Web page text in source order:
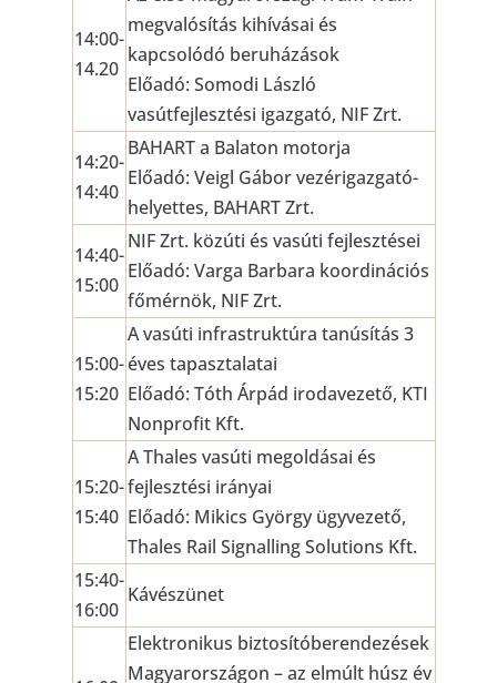
14:00-
14.20
megvalósítás kihívásai és
kapcsolódó beruházások
Előadó: Somodi László
vasútfejlesztési igazgató, NIF Zrt.
14:20-
14:40
BAHART a Balaton motorja
Előadó: Veigl Gábor vezérigazgató-
helyettes, BAHART Zrt.
14:40-
15:00
NIF Zrt. közúti és vasúti fejlesztései
Előadó: Varga Barbara koordinációs
főmérnök, NIF Zrt.
15:00-
15:20
A vasúti infrastruktúra tanúsítás 3
éves tapasztalatai
Előadó: Tóth Árpád irodavezető, KTI
Nonprofit Kft.
15:20-
15:40
A Thales vasúti megoldásai és
fejlesztési irányai
Előadó: Mikics György ügyvezető,
Thales Rail Signalling Solutions Kft.
15:40-
16:00
Kávészünet
Elektronikus biztosítóberendezések
Magyarországon – az elmúlt húsz év